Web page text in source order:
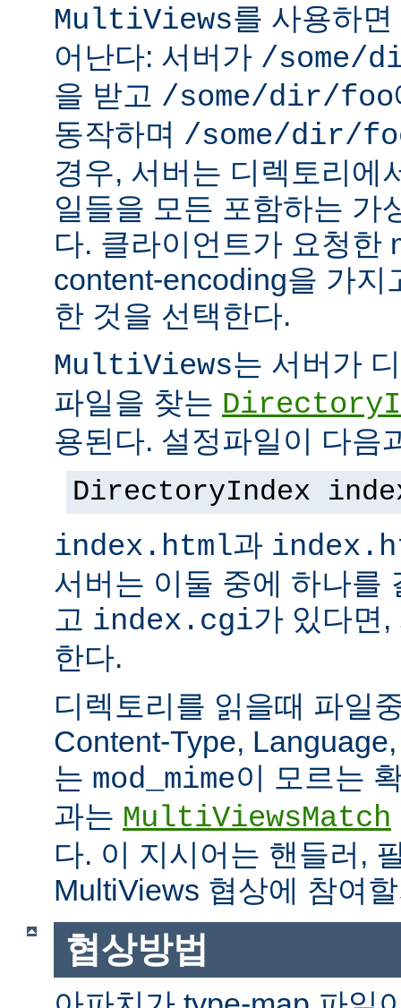
MultiViews를 사용하
어난다: 서버가 /some/
을 받고 /some/dir/foo
동작하며 /some/dir/
경우, 서버는 디렉토리에
일들을 모든 포함하는 가
다. 클라이언트가 요청한
content-encoding을 가지
한 것을 선택한다.
MultiViews는 서버가
파일을 찾는
용된다. 설정파일이 다음
DirectoryIndex
index.html과
서버는 이둘 중에 하나를
고 index.cgi가 있다면
한다.
디렉토리를 읽을때 파일
Content-Type,
는 mod_mime이 모르는
과는 MultiViewsMatch
다. 이 지시어는 핸들러,
MultiViews 협상에 참여
협상방법